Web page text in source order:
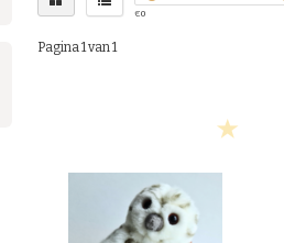
€0
Pagina 1 van 1